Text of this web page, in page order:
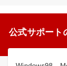
公式サポート